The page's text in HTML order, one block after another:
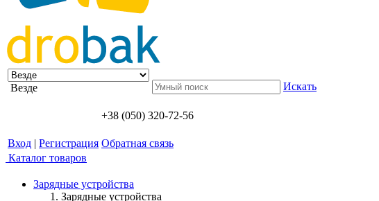
Везде Искать
+38 (050) 320-72-56
Вход | Регистрация Обратная связь
Каталог товаров
Зарядные устройства
Зарядные устройства